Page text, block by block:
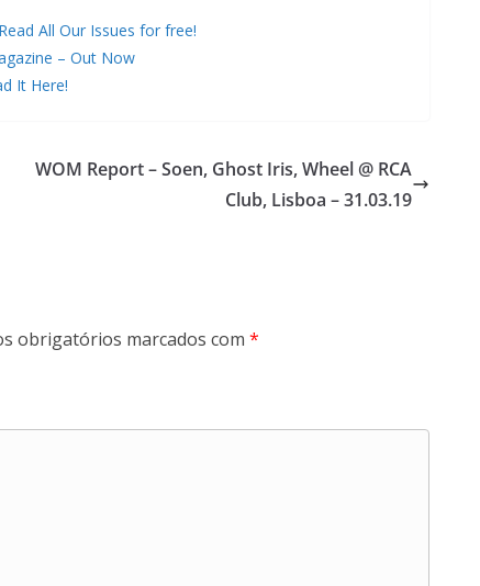
All Our Issues for free!
– Out Now
It Here!
WOM Report – Soen, Ghost Iris, Wheel @ RCA
Club, Lisboa – 31.03.19
obrigatórios marcados com *